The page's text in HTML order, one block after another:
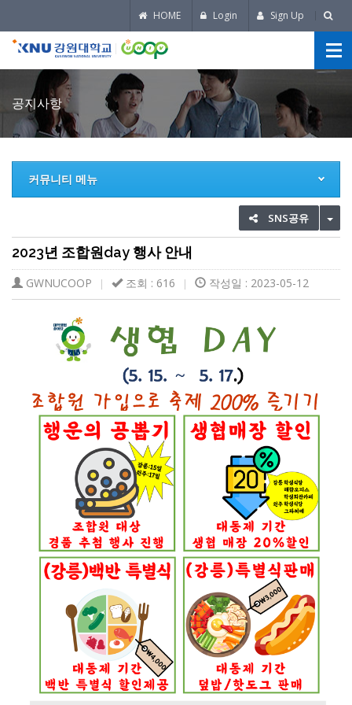
HOME Login Sign Up
공지사항
커뮤니티 메뉴
SNS공유
2023년 조합원day 행사 안내
GWNUCOOP | 조회 : 616 | 작성일 : 2023-05-12